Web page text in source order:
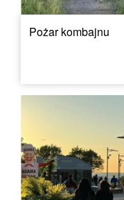
Pożar kombajnu